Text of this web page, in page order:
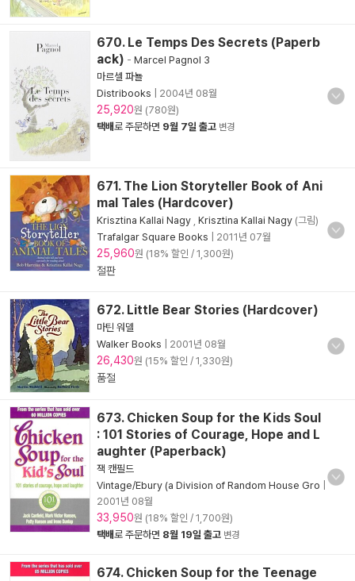
670. Le Temps Des Secrets (Paperb
ack) - Marcel Pagnol 3
마르셀 파뇰
Distribooks
2004년 08월
25,920원 (780원)
택배로 주문하면 9월 7일 출고 변경
671. The Lion Storyteller Book of Ani
mal Tales (Hardcover)
Krisztina Kallai Nagy Krisztina Kallai Nagy (그림)
Trafalgar Square Books
2011년 07월
25,960원 (18% 할인 / 1,300원)
절판
672. Little Bear Stories (Hardcover)
마틴 워델
Walker Books
2001년 08월
26,430원 (15% 할인 / 1,330원)
품절
673. Chicken Soup for the Kids Soul
: 101 Stories of Courage, Hope and L
aughter (Paperback)
잭 캔필드
Vintage/Ebury (a Division of Random House Gro
2001년 08월
33,950원 (18% 할인 / 1,700원)
택배로 주문하면 8월 19일 출고 변경
674. Chicken Soup for the Teenage